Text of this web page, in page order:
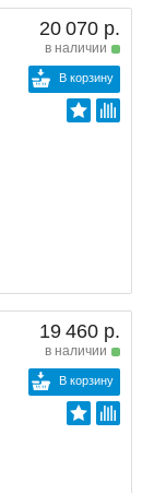
20 070 р.
в наличии
В корзину
19 460 р.
в наличии
В корзину